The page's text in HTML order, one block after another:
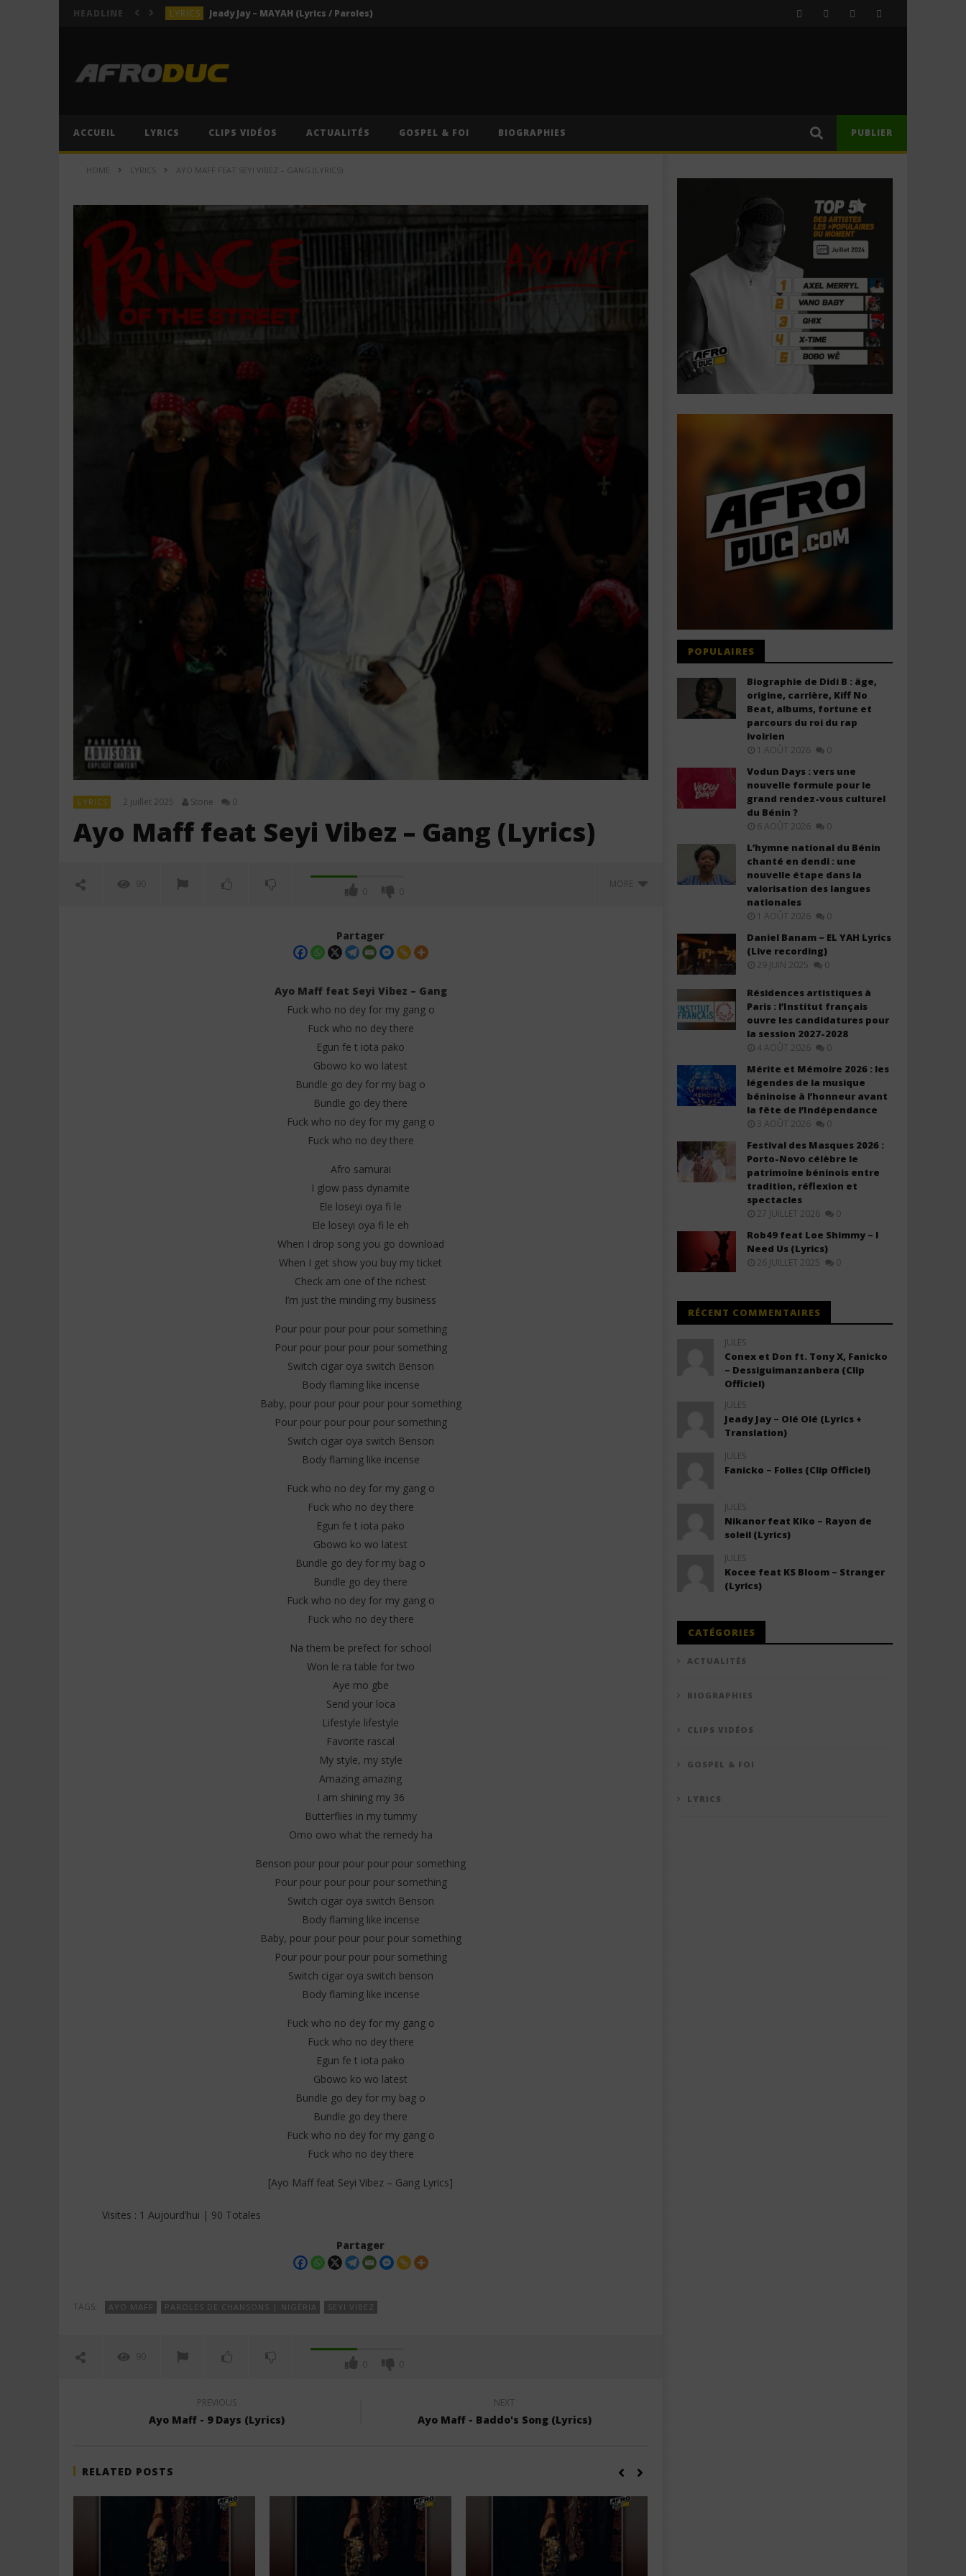
HEADLINE LYRICS Jeady Jay – MAYAH (Lyrics / Paroles)
LYRICS Himra – Plus de love (Lyrics / Paroles)
LYRICS Jeady Jay – MAYAH (Lyrics / Paroles)
ACCUEIL LYRICS CLIPS VIDÉOS ACTUALITÉS GOSPEL & FOI BIOGRAPHIES PUBLIER
HOME LYRICS AYO MAFF FEAT SEYI VIBEZ – GANG (LYRICS)
LYRICS 2 juillet 2025 Stone 0
Ayo Maff feat Seyi Vibez – Gang (Lyrics)
90
0 0
MORE
Davido ft. Llona – My Light (Lyrics
& Traduction)
2025
Davido – Zanzibar (Lyrics &
Traduction)
Davido ft. Leon Thomas -
Everybody (Lyrics &
2
juillet
Partager
Ayo Maff feat Seyi Vibez – Gang
Fuck who no dey for my gang o
Fuck who no dey there
Egun fe t iota pako
Gbowo ko wo latest
Bundle go dey for my bag o
Bundle go dey there
Fuck who no dey for my gang o
Fuck who no dey there
Afro samurai
I glow pass dynamite
Ele loseyi oya fi le
Ele loseyi oya fi le eh
When I drop song you go download
When I get show you buy my ticket
Check am one of the richest
I’m just the minding my business
Pour pour pour pour pour something
Pour pour pour pour pour something
Switch cigar oya switch Benson
Body flaming like incense
Baby, pour pour pour pour pour something
Pour pour pour pour pour something
Switch cigar oya switch Benson
Body flaming like incense
Fuck who no dey for my gang o
Fuck who no dey there
Egun fe t iota pako
Gbowo ko wo latest
Bundle go dey for my bag o
Bundle go dey there
Fuck who no dey for my gang o
Fuck who no dey there
Na them be prefect for school
Won le ra table for two
Aye mo gbe
Send your loca
Lifestyle lifestyle
Favorite rascal
My style, my style
Amazing amazing
I am shining my 36
Butterflies in my tummy
Omo owo what the remedy ha
Benson pour pour pour pour pour something
Pour pour pour pour pour something
Switch cigar oya switch Benson
Body flaming like incense
Baby, pour pour pour pour pour something
Pour pour pour pour pour something
Switch cigar oya switch benson
Body flaming like incense
Fuck who no dey for my gang o
Fuck who no dey there
Egun fe t iota pako
Gbowo ko wo latest
Bundle go dey for my bag o
Bundle go dey there
Fuck who no dey for my gang o
Fuck who no dey there
[Ayo Maff feat Seyi Vibez – Gang Lyrics]
Visites : 1 Aujourd’hui | 90 Totales
Partager
TAGS: AYO MAFF PAROLES DE CHANSONS | NIGÉRIA SEYI VIBEZ
90
0 0
PREVIOUS
Ayo Maff - 9 Days (Lyrics)
NEXT
Ayo Maff - Baddo's Song (Lyrics)
RELATED POSTS
POPULAIRES
Biographie de Didi B : âge,
origine, carrière, Kiff No
Beat, albums, fortune et
parcours du roi du rap
ivoirien
1 AOÛT 2026 0
Vodun Days : vers une
nouvelle formule pour le
grand rendez-vous culturel
du Bénin ?
6 AOÛT 2026 0
L’hymne national du Bénin
chanté en dendi : une
nouvelle étape dans la
valorisation des langues
nationales
1 AOÛT 2026 0
Daniel Banam – EL YAH Lyrics
(Live recording)
29 JUIN 2025 0
Résidences artistiques à
Paris : l’Institut français
ouvre les candidatures pour
la session 2027-2028
4 AOÛT 2026 0
Mérite et Mémoire 2026 : les
légendes de la musique
béninoise à l’honneur avant
la fête de l’Indépendance
3 AOÛT 2026 0
Festival des Masques 2026 :
Porto-Novo célèbre le
patrimoine béninois entre
tradition, réflexion et
spectacles
27 JUILLET 2026 0
Rob49 feat Loe Shimmy – I
Need Us (Lyrics)
26 JUILLET 2025 0
RÉCENT COMMENTAIRES
JULES
Conex et Don ft. Tony X, Fanicko
– Dessiguimanzanbera (Clip
Officiel)
JULES
Jeady Jay – Olé Olé (Lyrics +
Translation)
JULES
Fanicko – Folies (Clip Officiel)
JULES
Nikanor feat Kiko – Rayon de
soleil (Lyrics)
JULES
Kocee feat KS Bloom – Stranger
(Lyrics)
CATÉGORIES
ACTUALITÉS
BIOGRAPHIES
CLIPS VIDÉOS
GOSPEL & FOI
LYRICS